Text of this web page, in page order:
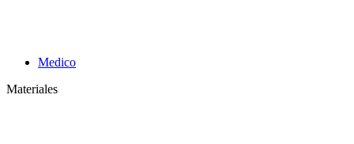
Medico
Materiales